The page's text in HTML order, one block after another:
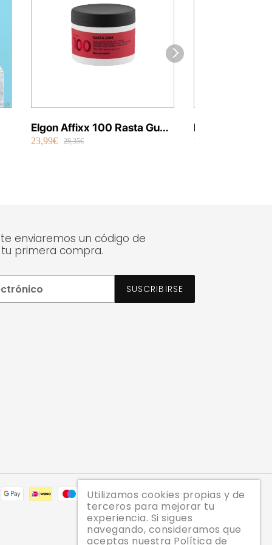
Elgon Affixx 100 Rasta Gum
100 ml Vegano (Nuevo
23,99€ 28,35€
Elgon Luminoil
Tratamiento
14,99€
enviaremos un código de
tu primera compra.
SUSCRIBIRSE
Métodos
de
Utilizamos cookies propias y de
terceros para mejorar tu
experiencia. Si sigues
navegando, consideramos que
aceptas nuestra Política de